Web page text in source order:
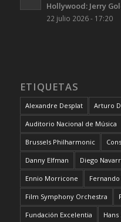
Hollywood: Jerry
22 julio 2026 - 17:20
ETIQUETAS
Alexandre Desplat Arturo
Auditorio Nacional de Música
Brussels Philharmonic
Danny Elfman Diego
Ennio Morricone
Film Symphony Orchestra
Fundación Excelentia